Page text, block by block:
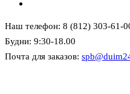
Наш телефон: 8 (812) 303-61-
Будни: 9:30-18.00
Почта для заказов: